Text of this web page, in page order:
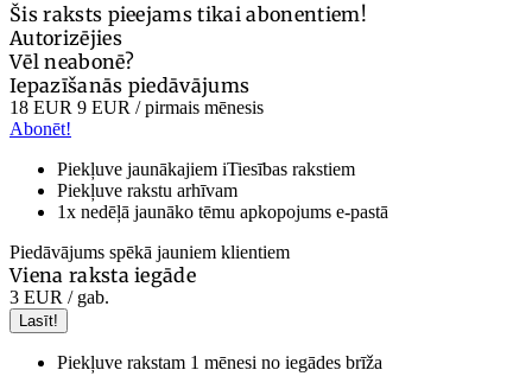
Šis raksts pieejams tikai abonentiem!
Autorizējies
Vēl neabonē?
Iepazīšanās piedāvājums
18 EUR 9 EUR / pirmais mēnesis
Abonēt!
Piekļuve jaunākajiem iTiesības rakstiem
Piekļuve rakstu arhīvam
1x nedēļā jaunāko tēmu apkopojums e-pastā
Piedāvājums spēkā jauniem klientiem
Viena raksta iegāde
3 EUR / gab.
Lasīt!
Piekļuve rakstam 1 mēnesi no iegādes brīža